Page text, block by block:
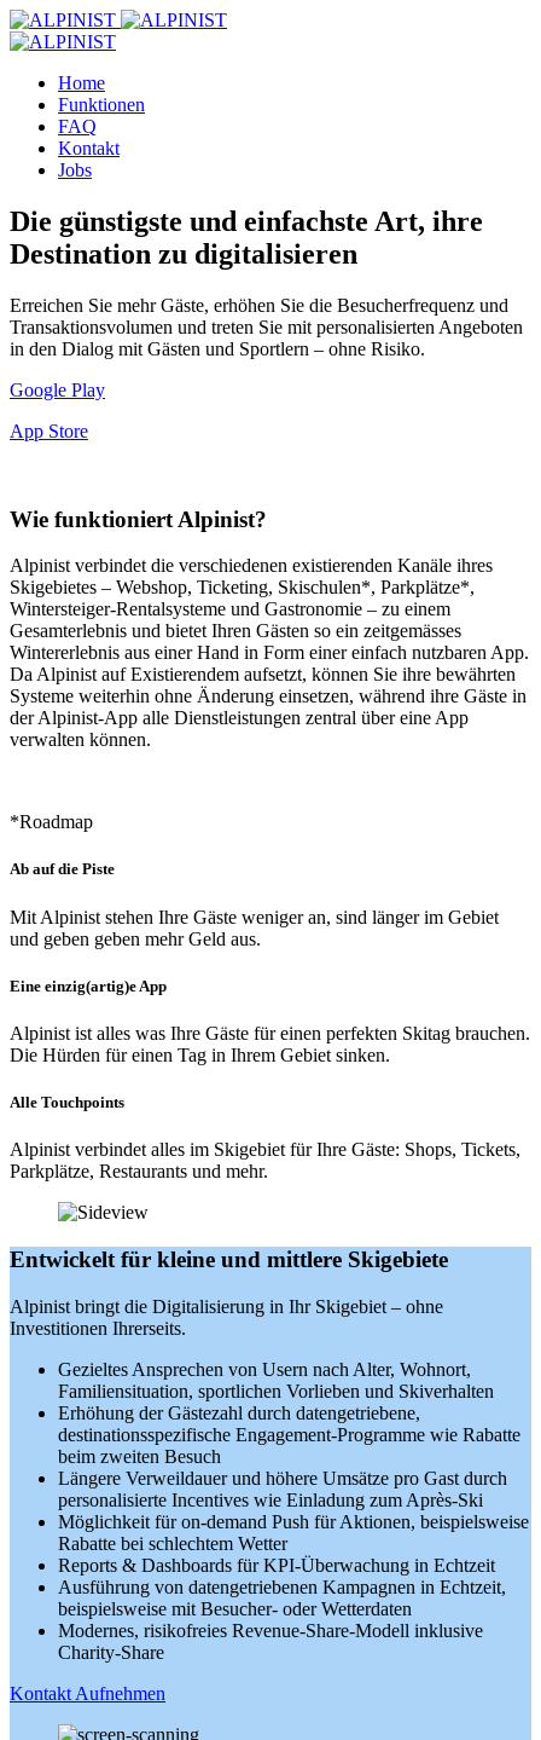
Home
Funktionen
FAQ
Kontakt
Jobs
Die günstigste und einfachste Art, ihre
Destination zu digitalisieren
Erreichen Sie mehr Gäste, erhöhen Sie die Besucherfrequenz und
Transaktionsvolumen und treten Sie mit personalisierten Angeboten
in den Dialog mit Gästen und Sportlern – ohne Risiko.
Google Play
App Store
Wie funktioniert Alpinist?
Alpinist verbindet die verschiedenen existierenden Kanäle ihres
Skigebietes – Webshop, Ticketing, Skischulen*, Parkplätze*,
Wintersteiger-Rentalsysteme und Gastronomie – zu einem
Gesamterlebnis und bietet Ihren Gästen so ein zeitgemässes
Wintererlebnis aus einer Hand in Form einer einfach nutzbaren App.
Da Alpinist auf Existierendem aufsetzt, können Sie ihre bewährten
Systeme weiterhin ohne Änderung einsetzen, während ihre Gäste in
der Alpinist-App alle Dienstleistungen zentral über eine App
verwalten können.
*Roadmap
Ab auf die Piste
Mit Alpinist stehen Ihre Gäste weniger an, sind länger im Gebiet
und geben geben mehr Geld aus.
Eine einzig(artig)e App
Alpinist ist alles was Ihre Gäste für einen perfekten Skitag brauchen.
Die Hürden für einen Tag in Ihrem Gebiet sinken.
Alle Touchpoints
Alpinist verbindet alles im Skigebiet für Ihre Gäste: Shops, Tickets,
Parkplätze, Restaurants und mehr.
Entwickelt für kleine und mittlere Skigebiete
Alpinist bringt die Digitalisierung in Ihr Skigebiet – ohne
Investitionen Ihrerseits.
Gezieltes Ansprechen von Usern nach Alter, Wohnort,
Familiensituation, sportlichen Vorlieben und Skiverhalten
Erhöhung der Gästezahl durch datengetriebene,
destinationsspezifische Engagement-Programme wie Rabatte
beim zweiten Besuch
Längere Verweildauer und höhere Umsätze pro Gast durch
personalisierte Incentives wie Einladung zum Après-Ski
Möglichkeit für on-demand Push für Aktionen, beispielsweise
Rabatte bei schlechtem Wetter
Reports & Dashboards für KPI-Überwachung in Echtzeit
Ausführung von datengetriebenen Kampagnen in Echtzeit,
beispielsweise mit Besucher- oder Wetterdaten
Modernes, risikofreies Revenue-Share-Modell inklusive
Charity-Share
Kontakt Aufnehmen